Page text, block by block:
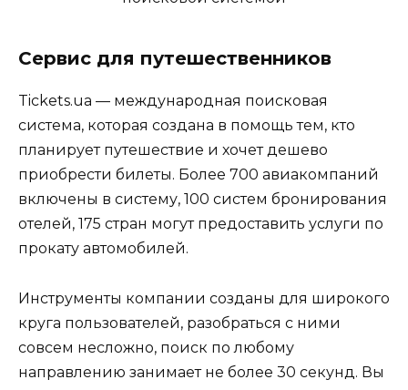
Сервис для путешественников
Tickets.ua — международная поисковая
система, которая создана в помощь тем, кто
планирует путешествие и хочет дешево
приобрести билеты. Более 700 авиакомпаний
включены в систему, 100 систем бронирования
отелей, 175 стран могут предоставить услуги по
прокату автомобилей.
Инструменты компании созданы для широкого
круга пользователей, разобраться с ними
совсем несложно, поиск по любому
направлению занимает не более 30 секунд. Вы